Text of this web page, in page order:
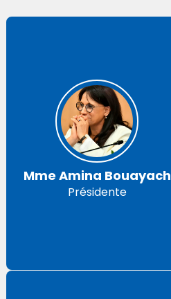
Mme Amina Bouayach
Présidente